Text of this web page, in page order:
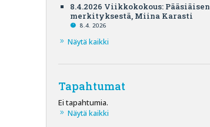
8.4.2026 Viikkokokous: Pääsiäisen
merkityksestä, Miina Karasti
8.4. 2026
Näytä kaikki
Tapahtumat
Ei tapahtumia.
Näytä kaikki